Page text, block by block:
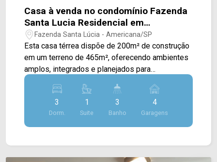
Casa à venda no condomínio Fazenda
Santa Lucia Residencial em
Americana/SP
Fazenda Santa Lúcia - Americana/SP
Esta casa térrea dispõe de 200m² de construção
em um terreno de 465m², oferecendo ambientes
amplos, integrados e planejados para
proporcionar conforto, privacidade e praticidade
em todos os momentos. A área social se destaca
pela integração entre sala de estar, sala de jantar
e cozinha planejada e equipada, criando um
ambiente acolhedor para o convívio e para
3
Dorm.
1
Suite
3
Banho
4
Garagens